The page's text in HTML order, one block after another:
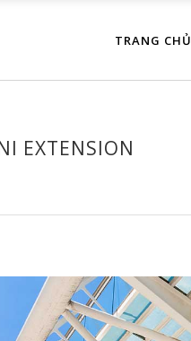
TRANG CHỦ
EXTENSION